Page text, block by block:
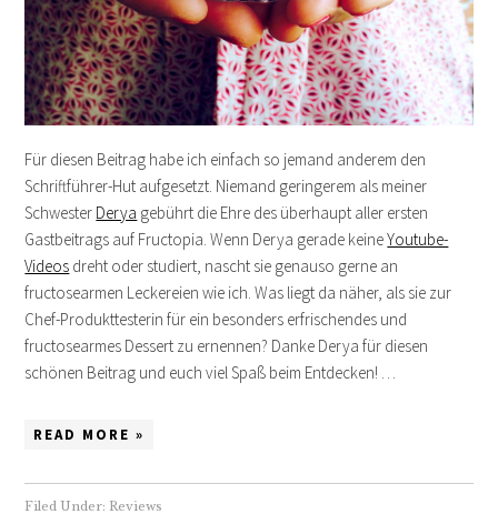
Für diesen Beitrag habe ich einfach so jemand anderem den
Schriftführer-Hut aufgesetzt. Niemand geringerem als meiner
Schwester Derya gebührt die Ehre des überhaupt aller ersten
Gastbeitrags auf Fructopia. Wenn Derya gerade keineYoutube-
Videos dreht oder studiert, nascht sie genauso gerne an
fructosearmen Leckereien wie ich. Was liegt da näher, als sie zur
Chef-Produkttesterin für ein besonders erfrischendes und
fructosearmes Dessert zu ernennen? Danke Derya für diesen
schönen Beitrag und euch viel Spaß beim Entdecken! …
READ MORE »
Filed Under: Reviews